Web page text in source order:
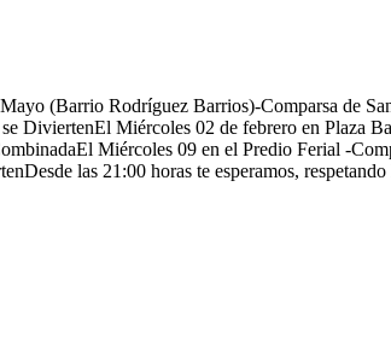
(Barrio Rodríguez Barrios)-Comparsa de
DiviertenEl Miércoles 02 de febrero en Plaza
Miércoles 09 en el Predio Ferial -
las 21:00 horas te esperamos,